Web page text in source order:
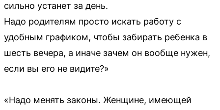
сильно устанет за день.
Надо родителям просто искать работу с
удобным графиком, чтобы забирать ребенка в
шесть вечера, а иначе зачем он вообще нужен,
если вы его не видите?»
«Надо менять законы. Женщине, имеющей